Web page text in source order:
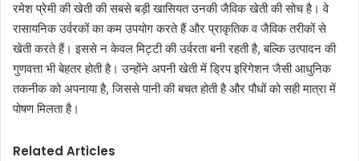
रमेश प्रेमी की खेती की सबसे बड़ी खासियत उनकी जैविक खेती की सोच है। वे
रासायनिक उर्वरकों का कम उपयोग करते हैं और प्राकृतिक व जैविक तरीकों से
खेती करते हैं। इससे न केवल मिट्टी की उर्वरता बनी रहती है, बल्कि उत्पादन की
गुणवत्ता भी बेहतर होती है। उन्होंने अपनी खेती में ड्रिप इरिगेशन जैसी आधुनिक
तकनीक को अपनाया है, जिससे पानी की बचत होती है और पौधों को सही मात्रा में
पोषण मिलता है।
Related Articles